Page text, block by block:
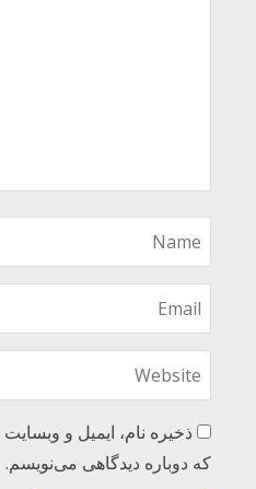
ذخیره نام، ایمیل و
که دوباره دیدگاهی می‌نویسم.